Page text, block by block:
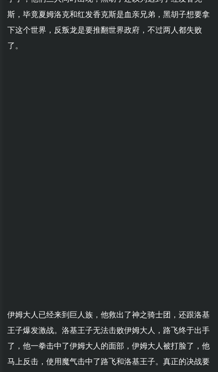
斯，毕竟夏姆洛克和红发香克斯是血亲兄弟，黑胡子想要拿
下这个世界，反叛龙是要推翻世界政府，不过两人都失败
了。
伊姆大人已经来到巨人族，他救出了神之骑士团，还跟洛基
王子爆发激战。洛基王子无法击败伊姆大人，路飞终于出手
了，他一拳击中了伊姆大人的面部，伊姆大人被打脸了，他
马上反击，使用魔气击中了路飞和洛基王子。真正的决战要